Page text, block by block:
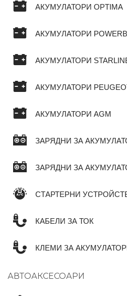
АКУМУЛАТОРИ OPTIMA
АКУМУЛАТОРИ
АКУМУЛАТОРИ
АКУМУЛАТОРИ
АКУМУЛАТОРИ AGM
ЗАРЯДНИ ЗА
ЗАРЯДНИ ЗА
СТАРТЕРНИ
КАБЕЛИ ЗА ТОК
КЛЕМИ ЗА
АВТОАКСЕСОАРИ